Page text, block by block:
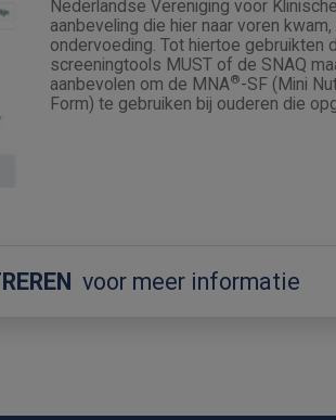
Nederlandse Vereniging voor
aanbeveling die hier naar voren
ondervoeding. Tot hiertoe gebruikten
screeningtools MUST of de SNAQ
aanbevolen om de MNA®-SF (Mini
Form) te gebruiken bij ouderen die
voor meer informatie